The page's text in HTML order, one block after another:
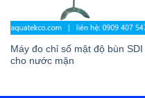
Máy đo chỉ số mật độ bùn SDI
cho nước mặn